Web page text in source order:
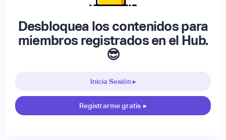
Desbloquea los contenidos para
miembros registrados en el Hub.
😎
Inicia Sesión ▸
Registrarme gratis ▸